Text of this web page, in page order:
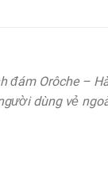
đám Orôche –
dùng vẻ